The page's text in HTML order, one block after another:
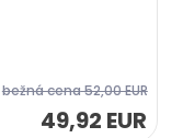
bežná cena52,00 EUR
49,92 EUR